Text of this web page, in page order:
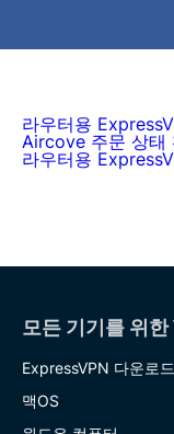
색
라우터용
Aircove 주문 상태
라우터용
모든 기기를 위한
ExpressVPN 다운로드
맥OS